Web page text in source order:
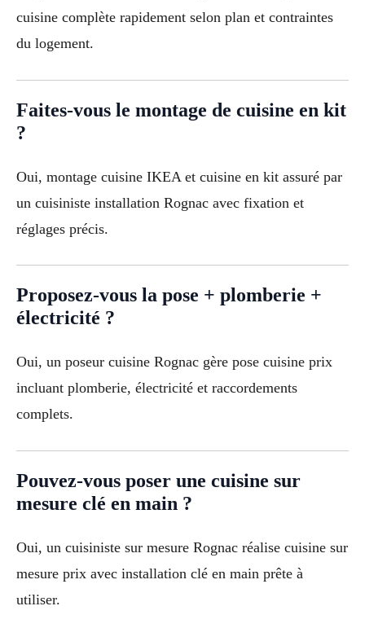
cuisine complète rapidement selon plan et contraintes
du logement.
Faites-vous le montage de cuisine en kit
?
Oui, montage cuisine IKEA et cuisine en kit assuré par
un cuisiniste installation Rognac avec fixation et
réglages précis.
Proposez-vous la pose + plomberie +
électricité ?
Oui, un poseur cuisine Rognac gère pose cuisine prix
incluant plomberie, électricité et raccordements
complets.
Pouvez-vous poser une cuisine sur
mesure clé en main ?
Oui, un cuisiniste sur mesure Rognac réalise cuisine sur
mesure prix avec installation clé en main prête à
utiliser.